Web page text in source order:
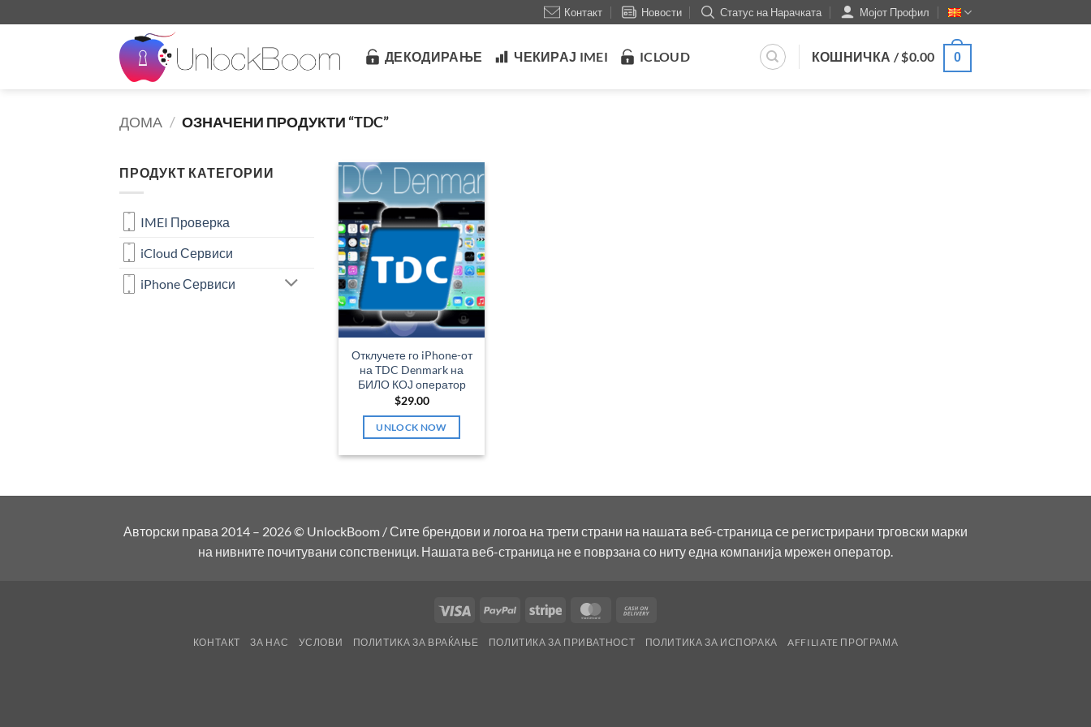
to
Контакт Новости Статус на Нарачката Мојот Профил
ДЕКОДИРАЊЕ ЧЕКИРАЈ IMEI ICLOUD КОШНИЧКА /$0.00 0
ДОМА / ОЗНАЧЕНИ ПРОДУКТИ “TDC”
ПРОДУКТ КАТЕГОРИИ
IMEI Проверка
iCloud Сервиси
iPhone Сервиси
Отклучете го iPhone-от
на TDC Denmark на
БИЛО КОЈ оператор
$29.00
UNLOCK NOW
Авторски права 2014 – 2026 © UnlockBoom / Сите брендови и логоа на трети страни на нашата веб-страница се регистрирани трговски марки
на нивните почитувани сопственици. Нашата веб-страница не е поврзана со ниту една компанија мрежен оператор.
Visa PayPal Stripe MasterCard
Delivery
КОНТАКТ ЗА НАС УСЛОВИ ПОЛИТИКА ЗА ВРАЌАЊЕ ПОЛИТИКА ЗА ПРИВАТНОСТ ПОЛИТИКА ЗА ИСПОРАКА AFFILIATE ПРОГРАМА